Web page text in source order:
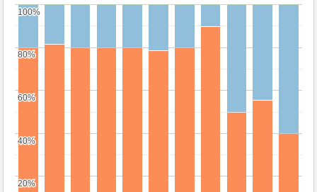
20%
20%
40%
40%
60%
60%
80%
80%
100%
100%